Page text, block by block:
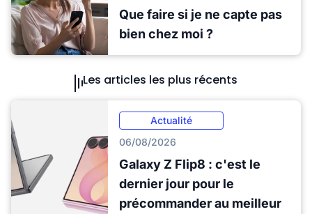
Que faire si je ne capte pas
bien chez moi ?
Les articles les plus récents
Actualité
06/08/2026
Galaxy Z Flip8 : c'est le
dernier jour pour le
précommander au meilleur